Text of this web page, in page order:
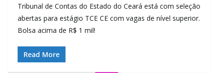
Tribunal de Contas do Estado do Ceará está com seleção
abertas para estágio TCE CE com vagas de nível superior.
Bolsa acima de R$ 1 mil!
Read More